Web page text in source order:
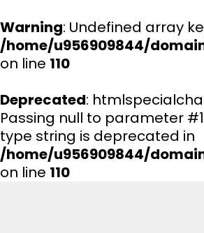
Warning: Undefined array
/home/u956909844/
on line 110
Deprecated:
Passing null to parameter
type string is deprecated in
/home/u956909844/
on line 110